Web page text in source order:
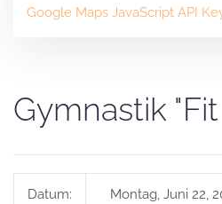
Google Maps JavaScript API
Gymnastik
Datum: Montag, Juni 22,